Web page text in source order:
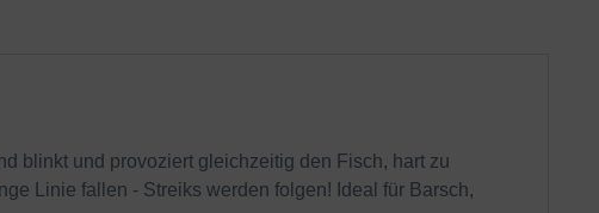
blinkt und provoziert gleichzeitig den Fisch, hart zu
Linie fallen - Streiks werden folgen! Ideal für Barsch,